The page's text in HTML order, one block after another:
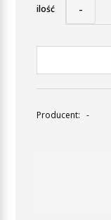
ilość -
Producent: -